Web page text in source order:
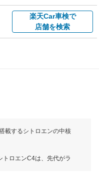
楽天Car車検で
店舗を検索
載するシトロエンの中核
ロエンC4は、先代がラ